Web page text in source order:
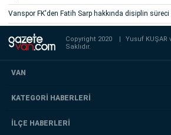
Vanspor FK'den Fatih Sarp hakkında disiplin süreci
Copyright 2020 | Yusuf KUŞAR
Saklıdır.
VAN
KATEGORİ HABERLERİ
İLÇE HABERLERİ